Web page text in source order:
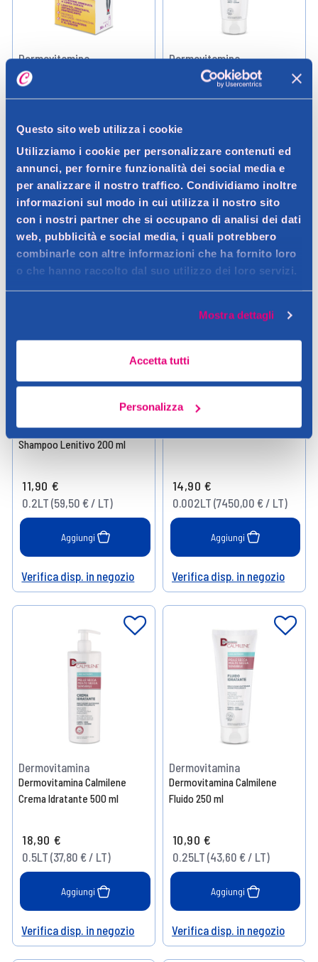
Questo sito web utilizza i cookie
Utilizziamo i cookie per personalizzare contenuti ed
annunci, per fornire funzionalità dei social media e
per analizzare il nostro traffico. Condividiamo inoltre
informazioni sul modo in cui utilizza il nostro sito
con i nostri partner che si occupano di analisi dei dati
web, pubblicità e social media, i quali potrebbero
combinarle con altre informazioni che ha fornito loro
o che hanno raccolto dal suo utilizzo dei loro servizi.
Mostra dettagli
Accetta tutti
Personalizza
Dermovitamina
Dermovitamina Spray
Antisfregamento 30 ml
12,50 €
0.05LT (250,00 € / LT)
Aggiungi
Help
Verifica disp. in negozio
Dermovitamina
Dermovitamina Calmilene
Emulsione Idratante 400 ml
16,90 €
0.4LT (42,25 € / LT)
Aggiungi
Help
Verifica disp. in negozio
Dermovitamina Prurito
Shampoo Lenitivo 200 ml
11,90 €
0.2LT (59,50 € / LT)
Aggiungi
Help
Verifica disp. in negozio
Dermovitamina
Dermovitamina Verruche 2 ml
14,90 €
0.002LT (7450,00 € / LT)
Aggiungi
Help
Verifica disp. in negozio
Dermovitamina
Dermovitamina Calmilene
Crema Idratante 500 ml
18,90 €
0.5LT (37,80 € / LT)
Aggiungi
Help
Verifica disp. in negozio
Dermovitamina
Dermovitamina Calmilene
Fluido 250 ml
10,90 €
0.25LT (43,60 € / LT)
Aggiungi
Help
Verifica disp. in negozio